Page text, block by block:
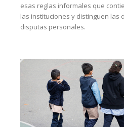
esas reglas informales que
las instituciones y distinguen las
disputas personales.